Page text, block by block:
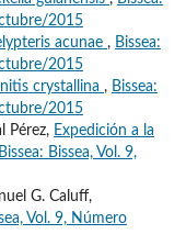
2015
acunae , Bissea:
2015
crystallina , Bissea:
2015
Pérez, Expedición a la
Bissea: Bissea, Vol. 9,
G. Caluff,
Vol. 9, Número